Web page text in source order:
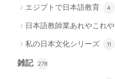
エジプトで日本語教育 4
日本語教師業あれやこれや
私の日本文化シリーズ 11
雑記 278